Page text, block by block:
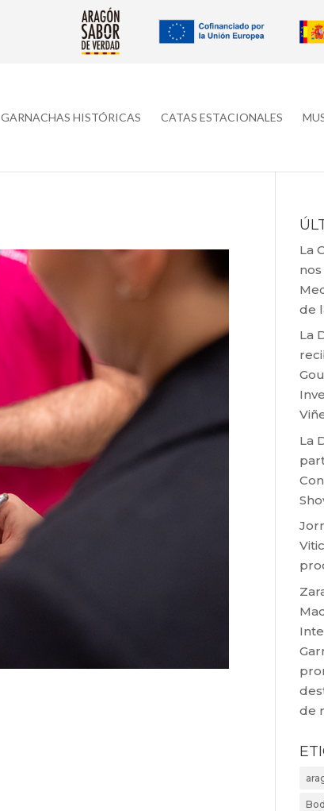
GARNACHAS HISTÓRICAS CATAS ESTACIONALES
La
de
La
La
de